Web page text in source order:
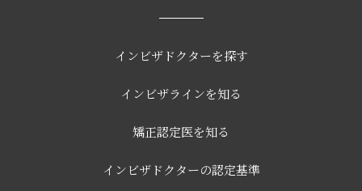
インビザドクターを探す
インビザラインを知る
矯正認定医を知る
インビザドクターの認定基準